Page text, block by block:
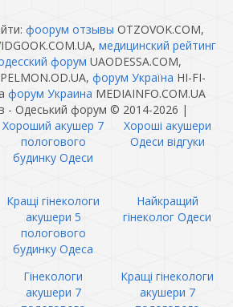
фоорум отзывы OTZOVOK.COM,
медицинский рейтинг
форум UAODESSA.COM,
форум Україна HI-FI-
форум Украина MEDIAINFO.COM.UA
- Одеський форум © 2014-2026 |
Хороший акушер 7
пологового
будинку Одеси
Хороші акушери
Одеси відгуки
Кращі гінекологи
акушери 5
пологового
будинку Одеса
Найкращий
гінеколог Одеси
Гінекологи
акушери 7
Кращі гінекологи
акушери 7